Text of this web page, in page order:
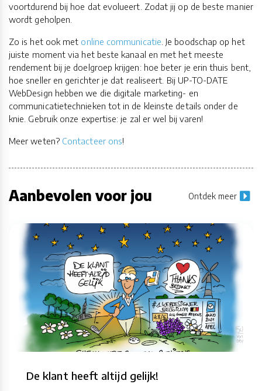
voortdurend bij hoe dat evolueert. Zodat jij op de beste manier
wordt geholpen.
Zo is het ook met online communicatie . Je boodschap op het
juiste moment via het beste kanaal en met het meeste
rendement bij je doelgroep krijgen: hoe beter je erin thuis bent,
hoe sneller en gerichter je dat realiseert. Bij UP-TO-DATE
WebDesign hebben we die digitale marketing- en
communicatietechnieken tot in de kleinste details onder de
knie. Gebruik onze expertise: je zal er wel bij varen!
Meer weten? Contacteer ons!
Aanbevolen voor jou Ontdek meer
De klant heeft altijd gelijk!